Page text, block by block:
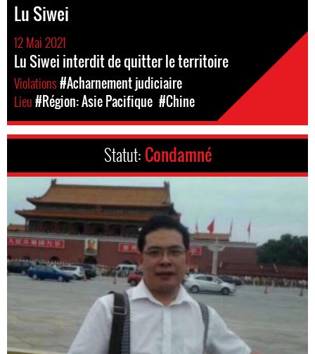
Lu Siwei
12 Mai 2021
Lu Siwei interdit de quitter le territoire
Violations#Acharnement judiciaire
Lieu#Région: Asie Pacifique #Chine
Statut: Condamné